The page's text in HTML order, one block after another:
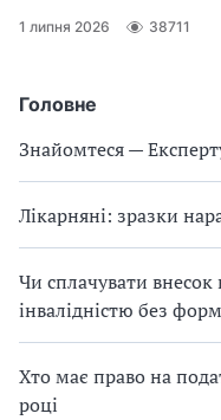
Головне
Знайомтеся —
Лікарняні: зразки
Чи сплачувати внесок
інвалідністю без
Хто має право на
році
1 липня 2026 38711